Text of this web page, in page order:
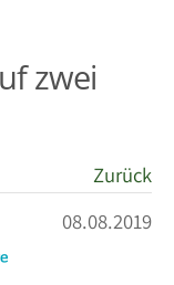
zwei
Zurück
08.08.2019